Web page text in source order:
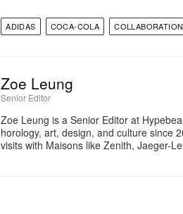
ADIDAS COCA-COLA COLLABORATION
Zoe Leung
Senior Editor
Zoe Leung is a Senior Editor at
horology, art, design, and culture since
visits with Maisons like Zenith, Jaeger-